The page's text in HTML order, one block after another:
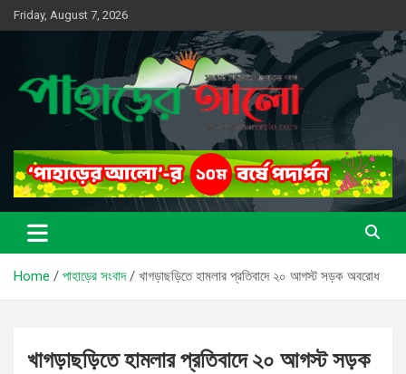
Skip
to
Friday, August 7, 2026
পাহাড়ের আলো
সত্যের সন্ধানে, পাহাড়ের পথে
Home পাহাড়ের সংবাদ খাগড়াছড়িতে হামলার প্রতিবাদে ২০ আগস্ট সড়ক অবরোধ
খাগড়াছড়িতে হামলার প্রতিবাদে ২০ আগস্ট সড়ক